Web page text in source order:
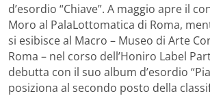
d’esordio “Chiave”. A maggio apre il
Moro al PalaLottomatica di Roma,
si esibisce al Macro – Museo di Arte
Roma – nel corso dell’Honiro Label
debutta con il suo album d’esordio
posiziona al secondo posto della